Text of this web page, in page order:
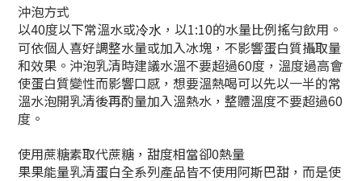
沖泡方式
以40度以下常溫水或冷水 ，以1:10的水量比例搖勻飲用。
可依個人喜好調整水量或加入冰塊，不影響蛋白質攝取量
和效果。沖泡乳清時建議水溫不要超過60度，溫度過高會
使蛋白質變性而影響口感，想要溫熱喝可以先以一半的常
溫水泡開乳清後再酌量加入溫熱水，整體溫度不要超過60
度。
使用蔗糖素取代蔗糖，甜度相當卻0熱量
果果能量乳清蛋白全系列產品皆不使用阿斯巴甜，而是使